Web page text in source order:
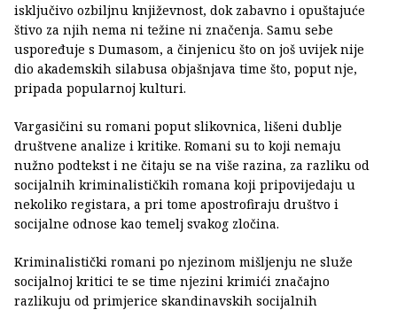
isključivo ozbiljnu književnost, dok zabavno i opuštajuće
štivo za njih nema ni težine ni značenja. Samu sebe
uspoređuje s Dumasom, a činjenicu što on još uvijek nije
dio akademskih silabusa objašnjava time što, poput nje,
pripada popularnoj kulturi.
Vargasičini su romani poput slikovnica, lišeni dublje
društvene analize i kritike. Romani su to koji nemaju
nužno podtekst i ne čitaju se na više razina, za razliku od
socijalnih kriminalističkih romana koji pripovijedaju u
nekoliko registara, a pri tome apostrofiraju društvo i
socijalne odnose kao temelj svakog zločina.
Kriminalistički romani po njezinom mišljenju ne služe
socijalnoj kritici te se time njezini krimići značajno
razlikuju od primjerice skandinavskih socijalnih